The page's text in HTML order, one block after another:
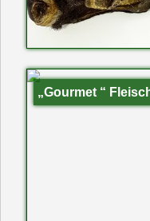
„Gourmet “